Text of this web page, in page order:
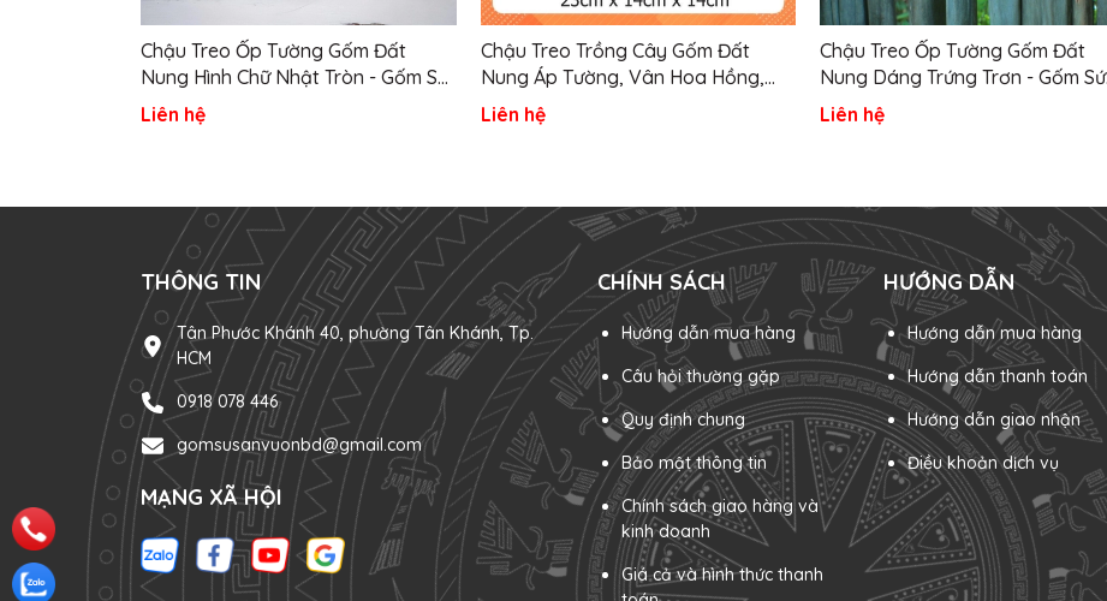
Chậu Treo Ốp Tường Gốm Đất
Nung Hình Chữ Nhật Tròn - Gốm Sứ
Sân Vườn
Liên hệ
Chậu Treo Trồng Cây Gốm Đất
Nung Áp Tường, Vân Hoa Hồng,
Size NHỎ - Gốm Sứ Sân Vườn
Liên hệ
Chậu Treo Ốp Tường Gốm Đất
Nung Dáng Trứng Trơn - Gốm Sứ
Sân Vườn
Liên hệ
THÔNG TIN
Tân Phước Khánh 40, phường Tân Khánh, Tp.
HCM
0918 078 446
gomsusanvuonbd@gmail.com
MẠNG XÃ HỘI
CHÍNH SÁCH
Hướng dẫn mua hàng
Câu hỏi thường gặp
Quy định chung
Bảo mật thông tin
Chính sách giao hàng và
kinh doanh
Giá cả và hình thức thanh
HƯỚNG DẪN
Hướng dẫn mua hàng
Hướng dẫn thanh toán
Hướng dẫn giao nhận
Điều khoản dịch vụ